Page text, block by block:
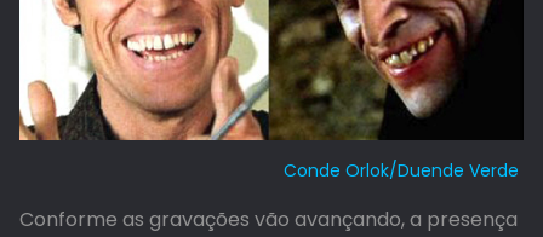
Conde Orlok/Duende Verde
Conforme as gravações vão avançando, a presença